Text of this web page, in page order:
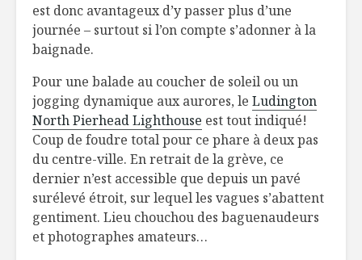
est donc avantageux d’y passer plus d’une
journée – surtout si l’on compte s’adonner à la
baignade.
Pour une balade au coucher de soleil ou un
jogging dynamique aux aurores, le Ludington
North Pierhead Lighthouse est tout indiqué!
Coup de foudre total pour ce phare à deux pas
du centre-ville. En retrait de la grève, ce
dernier n’est accessible que depuis un pavé
surélevé étroit, sur lequel les vagues s’abattent
gentiment. Lieu chouchou des baguenaudeurs
et photographes amateurs…